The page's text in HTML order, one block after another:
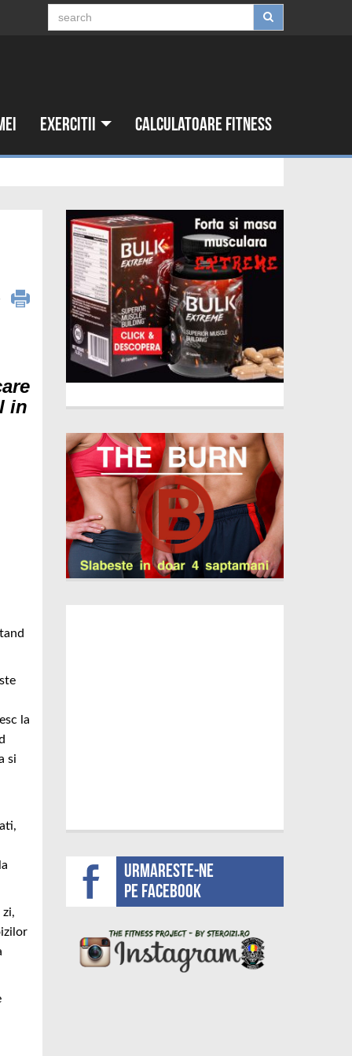
Exercitii Calculatoare fitness
in
la
si
Urmareste-ne
pe facebook